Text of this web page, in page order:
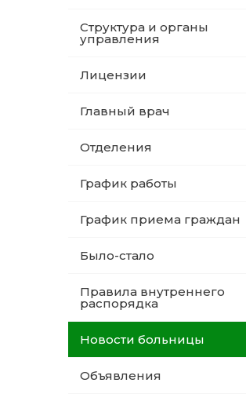
Структура и органы
управления
Лицензии
Главный врач
Отделения
График работы
График приема граждан
Было-стало
Правила внутреннего
распорядка
Новости больницы
Объявления